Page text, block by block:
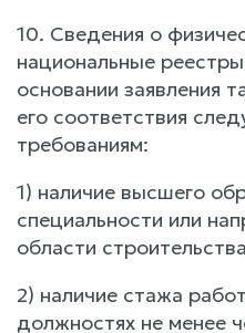
10. Сведения о
национальные
основании заявления
его соответствия
требованиям:
1) наличие высшего
специальности или
области
2) наличие стажа
должностях не менее